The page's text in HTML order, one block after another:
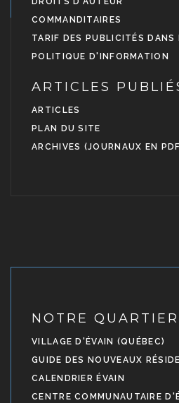
COMMANDITAIRES
TARIF DES PUBLICITÉS DANS
POLITIQUE D'INFORMATION
ARTICLES
ARTICLES
PLAN DU SITE
ARCHIVES (JOURNAUX EN
NOTRE
VILLAGE D'ÉVAIN (QUÉBEC)
GUIDE DES NOUVEAUX
CALENDRIER ÉVAIN
CENTRE COMMUNAUTAIRE